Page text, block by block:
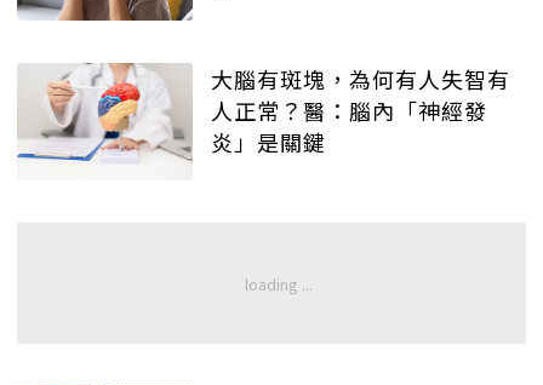
大腦有斑塊，為何有人失智有
人正常？醫：腦內「神經發
炎」是關鍵